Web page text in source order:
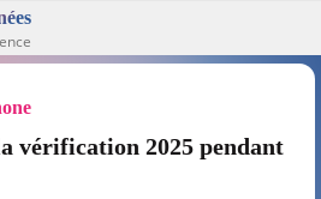
vérification 2025 pendant